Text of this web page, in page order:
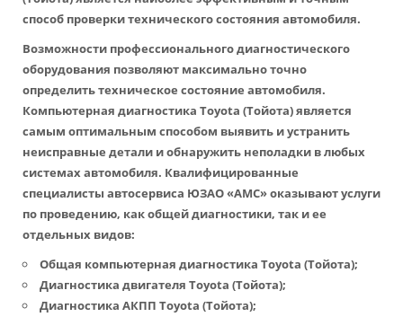
способ проверки технического состояния автомобиля.
Возможности профессионального диагностического
оборудования позволяют максимально точно
определить техническое состояние автомобиля.
Компьютерная диагностика Toyota (Тойота) является
самым оптимальным способом выявить и устранить
неисправные детали и обнаружить неполадки в любых
системах автомобиля. Квалифицированные
специалисты автосервиса ЮЗАО «АМС» оказывают услуги
по проведению, как общей диагностики, так и ее
отдельных видов:
Общая компьютерная диагностика Toyota (Тойота);
Диагностика двигателя Toyota (Тойота);
Диагностика АКПП Toyota (Тойота);